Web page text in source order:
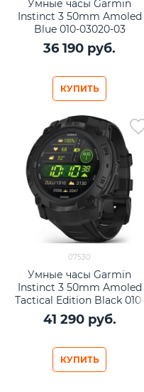
Умные часы Garmin
Instinct 3 50mm Amoled
Blue 010-03020-03
36 190 руб.
КУПИТЬ
07530
Умные часы Garmin
Instinct 3 50mm Amoled
Tactical Edition Black 010-
03020-50
41 290 руб.
КУПИТЬ